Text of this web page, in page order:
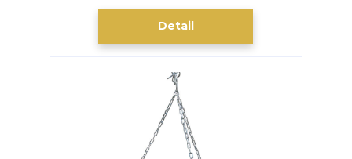
Detail